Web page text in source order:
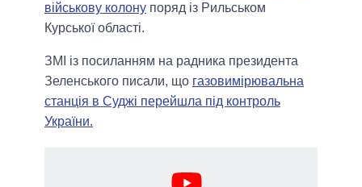
військову колону поряд із Рильськом
Курської області.
ЗМІ із посиланням на радника президента
Зеленського писали, що газовимірювальна
станція в Суджі перейшла під контроль
України.